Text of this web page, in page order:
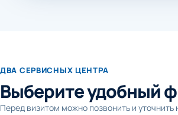
ДВА СЕРВИСНЫХ ЦЕНТРА
Выберите удобный
Перед визитом можно позвонить и уточнить